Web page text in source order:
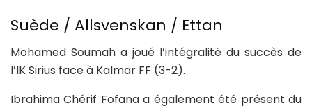
Suède / Allsvenskan / Ettan
Mohamed Soumah a joué l’intégralité du succès de
l’IK Sirius face à Kalmar FF (3-2).
Ibrahima Chérif Fofana a également été présent du